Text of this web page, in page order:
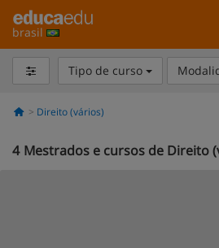
brasil
Tipo de curso
Direito (vários)
4 Mestrados e cursos de Direito